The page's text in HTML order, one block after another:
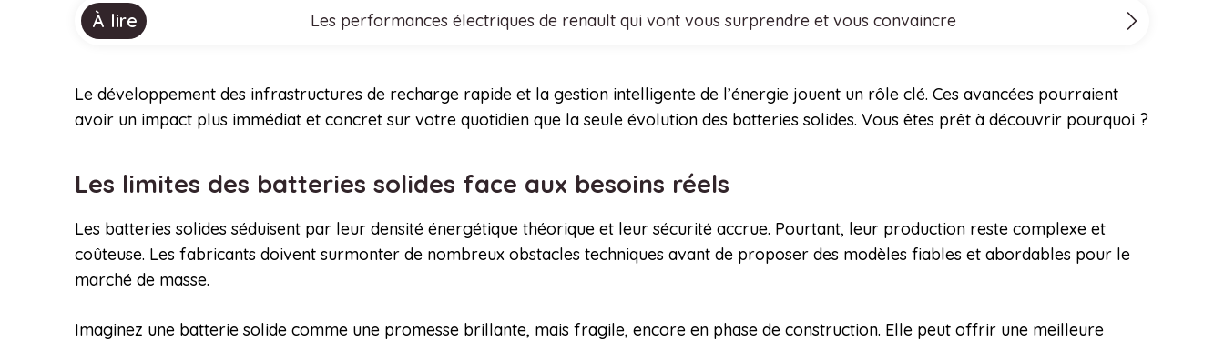
À lire Les performances électriques de renault qui vont vous surprendre et vous convaincre
Le développement des infrastructures de recharge rapide et la gestion intelligente de l’énergie jouent un rôle clé. Ces avancées pourraient
avoir un impact plus immédiat et concret sur votre quotidien que la seule évolution des batteries solides. Vous êtes prêt à découvrir pourquoi ?
Les limites des batteries solides face aux besoins réels
Les batteries solides séduisent par leur densité énergétique théorique et leur sécurité accrue. Pourtant, leur production reste complexe et
coûteuse. Les fabricants doivent surmonter de nombreux obstacles techniques avant de proposer des modèles fiables et abordables pour le
marché de masse.
Imaginez une batterie solide comme une promesse brillante, mais fragile, encore en phase de construction. Elle peut offrir une meilleure